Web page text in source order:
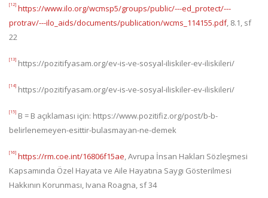
[12] https://www.ilo.org/wcmsp5/groups/public/---ed_protect/---
protrav/---ilo_aids/documents/publication/wcms_114155.pdf, 8.1, sf
22
[13] https://pozitifyasam.org/ev-is-ve-sosyal-iliskiler-ev-iliskileri/
[14] https://pozitifyasam.org/ev-is-ve-sosyal-iliskiler-ev-iliskileri/
[15] B = B açıklaması için: https://www.pozitifiz.org/post/b-b-
belirlenemeyen-esittir-bulasmayan-ne-demek
[16] https://rm.coe.int/16806f15ae, Avrupa İnsan Hakları Sözleşmesi
Kapsamında Özel Hayata ve Aile Hayatına Saygı Gösterilmesi
Hakkının Korunması, Ivana Roagna, sf 34